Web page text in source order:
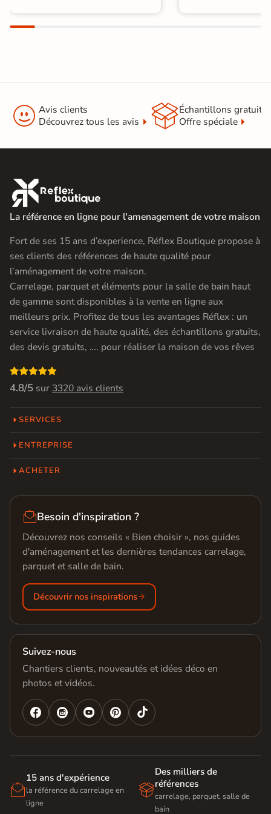
 Avis clients
Découvrez tous les avis
Échantillons gratuit
Offre spéciale

La référence en ligne pour l'amenagement de votre maison
Fort de ses 15 ans d’experience, Réflex Boutique propose à
ses clients des références de haute qualité pour
l’aménagement de votre maison.
Carrelage, parquet et éléments pour la salle de bain haut
de gamme sont disponibles à la vente en ligne aux
meilleurs prix. Profitez de tous les avantages Réflex : un
service livraison de haute qualité, des échantillons gratuits,
des devis gratuits, …. pour réaliser la maison de vos rêves

4.8/5 sur 3320 avis clients
SERVICES
ENTREPRISE
ACHETER
Besoin d'inspiration ?
Découvrez nos conseils « Bien choisir », nos guides
d'aménagement et les dernières tendances carrelage,
parquet et salle de bain.
Découvrir nos inspirations
Suivez-nous
Chantiers clients, nouveautés et idées déco en
photos et vidéos.
   

15 ans d'expérience
la référence du carrelage en
ligne

Des milliers de
références
carrelage, parquet, salle de
bain